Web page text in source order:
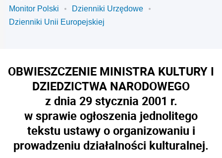
Monitor Polski
Dzienniki Urzędowe
Dzienniki Unii Europejskiej
OBWIESZCZENIE MINISTRA KULTURY I
DZIEDZICTWA NARODOWEGO
z dnia 29 stycznia 2001 r.
w sprawie ogłoszenia jednolitego
tekstu ustawy o organizowaniu i
prowadzeniu działalności kulturalnej.